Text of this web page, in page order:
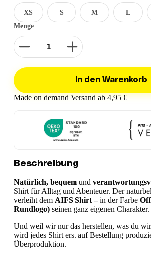
XS S M L
Menge
In den Warenkorb
Made on demand Versand ab 4,95 €
Beschreibung
Natürlich, bequem und
Shirt für Alltag und Abenteuer. Der
verleiht dem AIFS Shirt –in der Farbe
Rundlogo) seinen ganz eigenen Charakter.
Und weil wir nur das herstellen, was du
wird jedes Shirt erst auf Bestellung
Überproduktion.